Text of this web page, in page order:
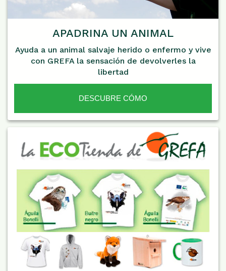
APADRINA UN ANIMAL
Ayuda a un animal salvaje herido o enfermo y vive
con GREFA la sensación de devolverles la
libertad
DESCUBRE CÓMO